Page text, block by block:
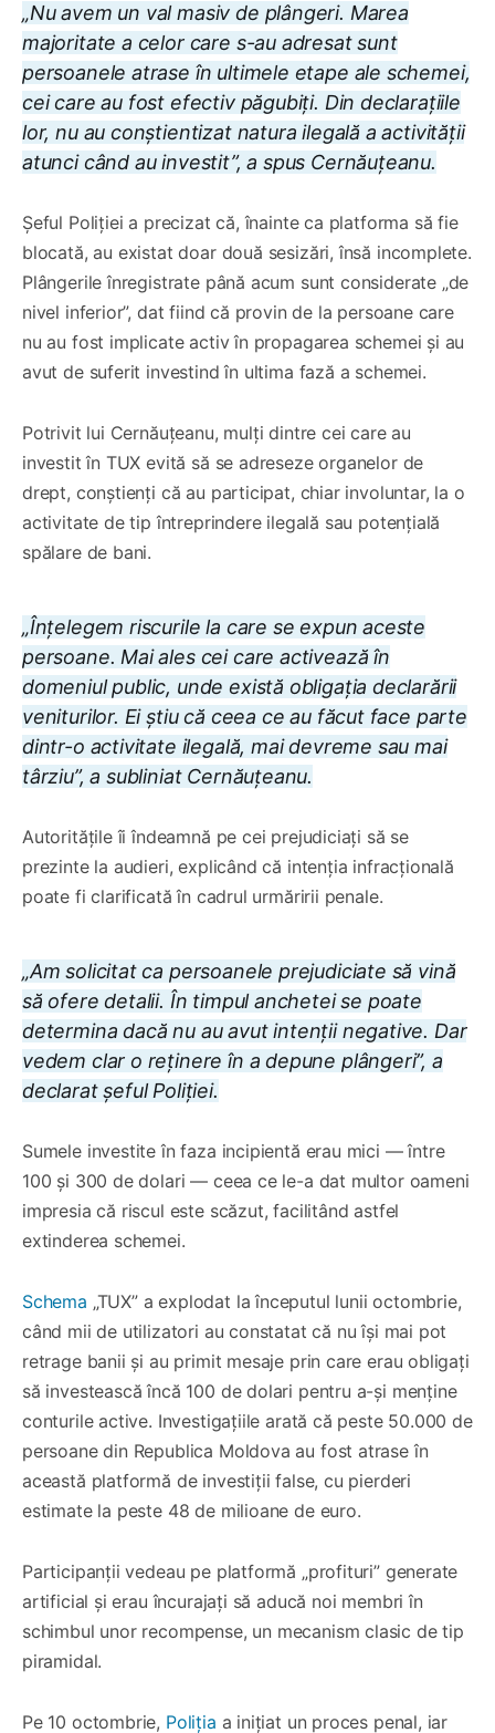
„Nu avem un val masiv de plângeri. Marea
majoritate a celor care s-au adresat sunt
persoanele atrase în ultimele etape ale schemei,
cei care au fost efectiv păgubiți. Din declarațiile
lor, nu au conștientizat natura ilegală a activității
atunci când au investit”, a spus Cernăuțeanu.
Șeful Poliției a precizat că, înainte ca platforma să fie
blocată, au existat doar două sesizări, însă incomplete.
Plângerile înregistrate până acum sunt considerate „de
nivel inferior”, dat fiind că provin de la persoane care
nu au fost implicate activ în propagarea schemei și au
avut de suferit investind în ultima fază a schemei.
Potrivit lui Cernăuțeanu, mulți dintre cei care au
investit în TUX evită să se adreseze organelor de
drept, conștienți că au participat, chiar involuntar, la o
activitate de tip întreprindere ilegală sau potențială
spălare de bani.
„Înțelegem riscurile la care se expun aceste
persoane. Mai ales cei care activează în
domeniul public, unde există obligația declarării
veniturilor. Ei știu că ceea ce au făcut face parte
dintr-o activitate ilegală, mai devreme sau mai
târziu”, a subliniat Cernăuțeanu.
Autoritățile îi îndeamnă pe cei prejudiciați să se
prezinte la audieri, explicând că intenția infracțională
poate fi clarificată în cadrul urmăririi penale.
„Am solicitat ca persoanele prejudiciate să vină
să ofere detalii. În timpul anchetei se poate
determina dacă nu au avut intenții negative. Dar
vedem clar o reținere în a depune plângeri”, a
declarat șeful Poliției.
Sumele investite în faza incipientă erau mici — între
100 și 300 de dolari — ceea ce le-a dat multor oameni
impresia că riscul este scăzut, facilitând astfel
extinderea schemei.
Schema „TUX” a explodat la începutul lunii octombrie,
când mii de utilizatori au constatat că nu își mai pot
retrage banii și au primit mesaje prin care erau obligați
să investească încă 100 de dolari pentru a-și menține
conturile active. Investigațiile arată că peste 50.000 de
persoane din Republica Moldova au fost atrase în
această platformă de investiții false, cu pierderi
estimate la peste 48 de milioane de euro.
Participanții vedeau pe platformă „profituri” generate
artificial și erau încurajați să aducă noi membri în
schimbul unor recompense, un mecanism clasic de tip
piramidal.
Pe 10 octombrie, Poliția a inițiat un proces penal, iar